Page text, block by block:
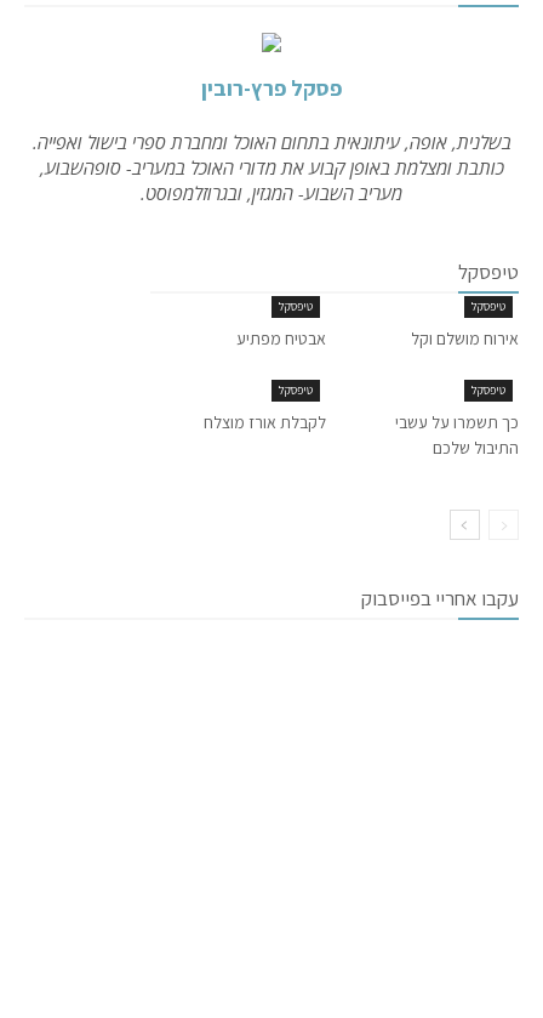
פסקל פרץ-רובין
בשלנית, אופה, עיתונאית בתחום האוכל ומחברת ספרי בישול ואפייה.
כותבת ומצלמת באופן קבוע את מדורי האוכל במעריב- סופהשבוע,
מעריב השבוע- המגזין, ובגרוזלמפוסט.
טיפסקל
טיפסקל
אירוח מושלם וקל
טיפסקל
אבטיח מפתיע
טיפסקל
כך תשמרו על עשבי
התיבול שלכם
טיפסקל
לקבלת אורז מוצלח
עקבו אחריי בפייסבוק